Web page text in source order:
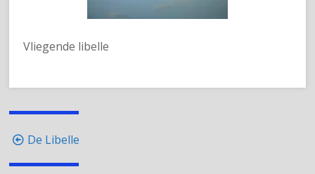
Vliegende libelle
Berichtnavigatie
De Libelle